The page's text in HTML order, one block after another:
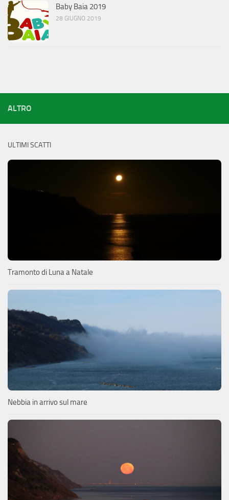
Baby Baia 2019
28 GIUGNO 2019
ALTRO
ULTIMI SCATTI
Tramonto di Luna a Natale
Nebbia in arrivo sul mare